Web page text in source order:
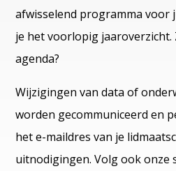
afwisselend programma voor
je het voorlopig jaaroverzicht.
agenda?
Wijzigingen van data of
worden gecommuniceerd en
het e-maildres van je
uitnodigingen. Volg ook onze